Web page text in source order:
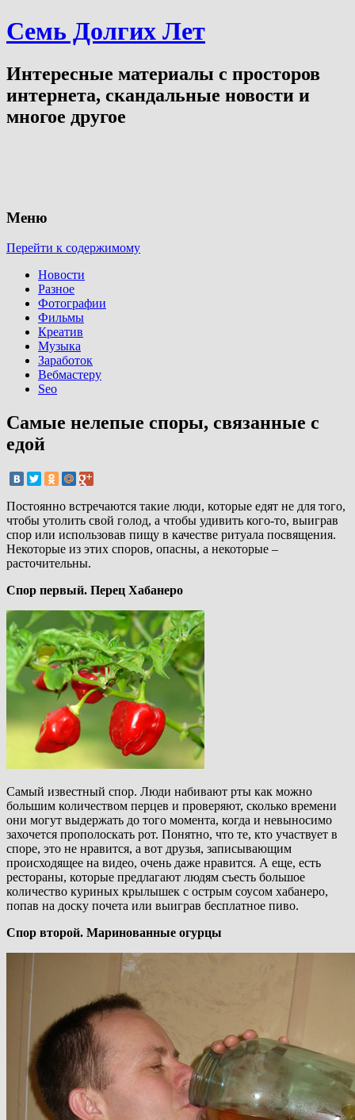
Семь Долгих Лет
Интересные материалы с просторов
интернета, скандальные новости и
многое другое
Меню
Перейти к содержимому
Новости
Разное
Фотографии
Фильмы
Креатив
Музыка
Заработок
Вебмастеру
Seo
Самые нелепые споры, связанные с
едой
Постоянно встречаются такие люди, которые едят не для того,
чтобы утолить свой голод, а чтобы удивить кого-то, выиграв
спор или использовав пищу в качестве ритуала посвящения.
Некоторые из этих споров, опасны, а некоторые –
расточительны.
Спор первый. Перец Хабанеро
Самый известный спор. Люди набивают рты как можно
большим количеством перцев и проверяют, сколько времени
они могут выдержать до того момента, когда и невыносимо
захочется прополоскать рот. Понятно, что те, кто участвует в
споре, это не нравится, а вот друзья, записывающим
происходящее на видео, очень даже нравится. А еще, есть
рестораны, которые предлагают людям съесть большое
количество куриных крылышек с острым соусом хабанеро,
попав на доску почета или выиграв бесплатное пиво.
Спор второй. Маринованные огурцы